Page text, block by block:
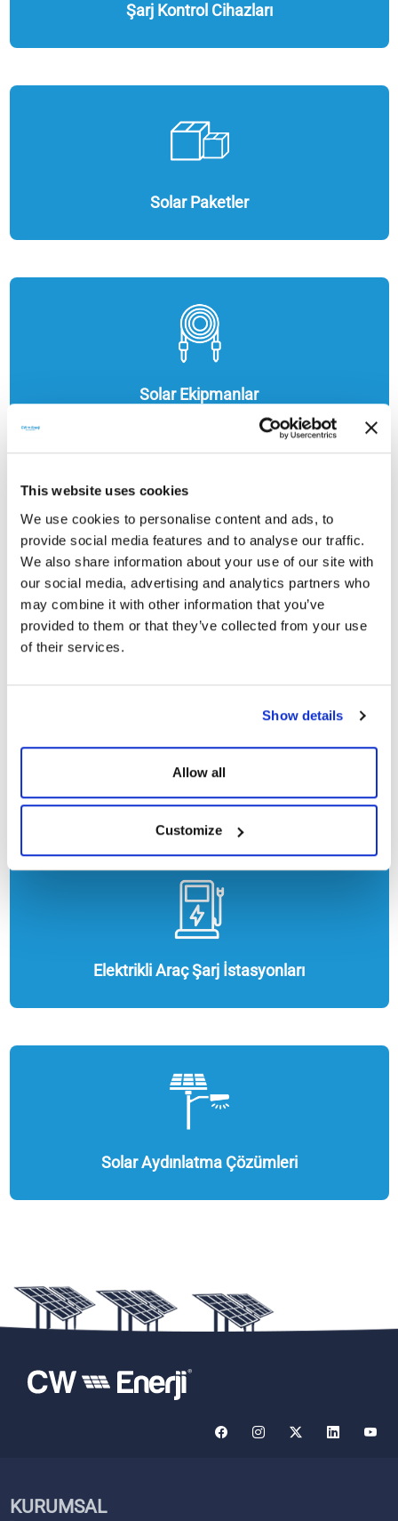
This website uses cookies
We use cookies to personalise content and ads, to
provide social media features and to analyse our traffic.
We also share information about your use of our site with
our social media, advertising and analytics partners who
may combine it with other information that you’ve
provided to them or that they’ve collected from your use
of their services.
Show details
Allow all
Customize
Şarj Kontrol Cihazları
Solar Paketler
Solar Ekipmanlar
Enerji Depolama Çözümleri
Isıtma, Soğutma ve Sıcak Su
Elektrikli Araç Şarj İstasyonları
Solar Aydınlatma Çözümleri
KURUMSAL